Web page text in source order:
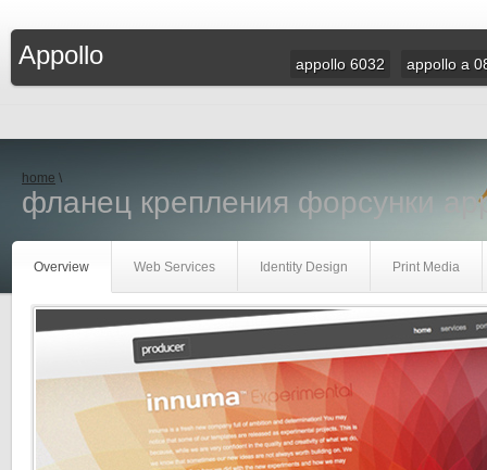
Appollo appollo 6032 appollo a
home \
фланец крепления форсунки
Overview Web Services Identity Design Print Media